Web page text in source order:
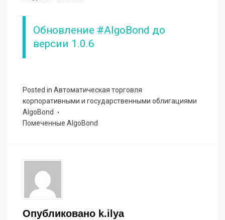
Обновление #AlgoBond до
версии 1.0.6
Posted in Автоматическая торговля
корпоративными и государственными облигациями
AlgoBond
Помеченные AlgoBond
Опубликовано k.ilya